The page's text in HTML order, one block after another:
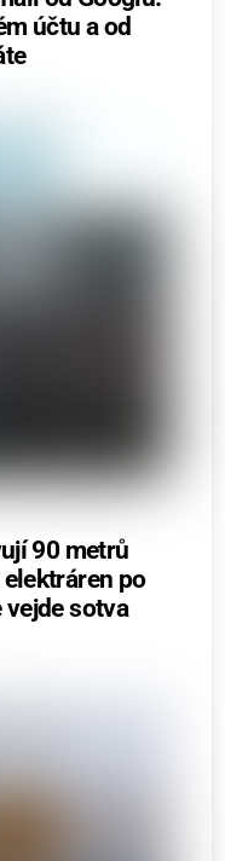
účtu a od
90 metrů
po
sotva